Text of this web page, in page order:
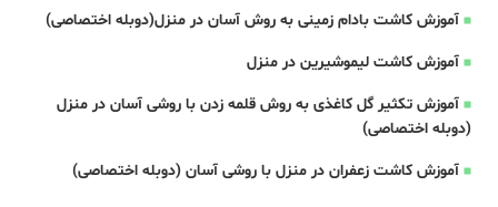
آموزش کاشت بادام زمینی به روش آسان در منزل(دوبله اختصاصی)
آموزش کاشت لیموشیرین در منزل
آموزش تکثیر گل کاغذی به روش قلمه زدن با روشی آسان در منزل
(دوبله اختصاصی)
آموزش کاشت زعفران در منزل با روشی آسان (دوبله اختصاصی)